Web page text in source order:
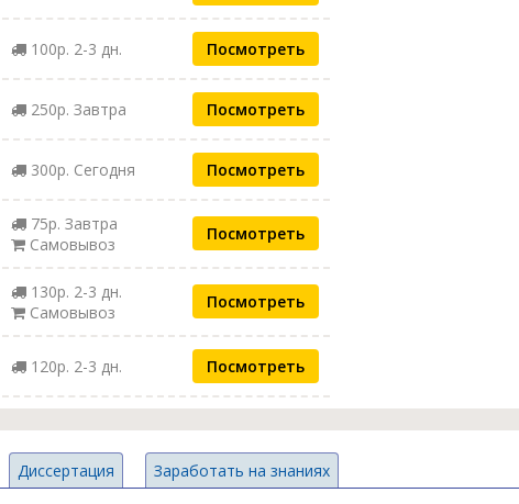
100р. 2-3 дн. Посмотреть
250р. Завтра Посмотреть
300р. Сегодня Посмотреть
75р. Завтра
Самовывоз
Посмотреть
130р. 2-3 дн.
Самовывоз
Посмотреть
120р. 2-3 дн. Посмотреть
Диссертация Заработать на знаниях